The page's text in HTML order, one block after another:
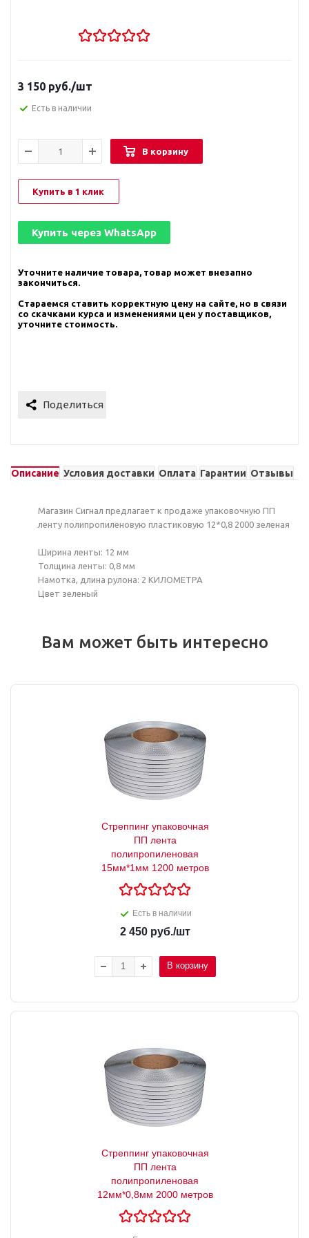
3 150 руб./шт
Есть в наличии
В корзину
Купить в 1 клик
Купить через WhatsApp
Уточните наличие товара, товар может внезапно
закончиться.
Стараемся ставить корректную цену на сайте, но в связи
со скачками курса и изменениями цен у поставщиков,
уточните стоимость.
Описание Условия доставки Оплата Гарантии Отзывы
Магазин Сигнал предлагает к продаже упаковочную ПП
ленту полипропиленовую пластиковую 12*0,8 2000 зеленая
Ширина ленты: 12 мм
Толщина ленты: 0,8 мм
Намотка, длина рулона: 2 КИЛОМЕТРА
Цвет зеленый
Вам может быть интересно
Стреппинг упаковочная
ПП лента
полипропиленовая
15мм*1мм 1200 метров
Есть в наличии
2 450руб./шт
В корзину
Стреппинг упаковочная
ПП лента
полипропиленовая
12мм*0,8мм 2000 метров